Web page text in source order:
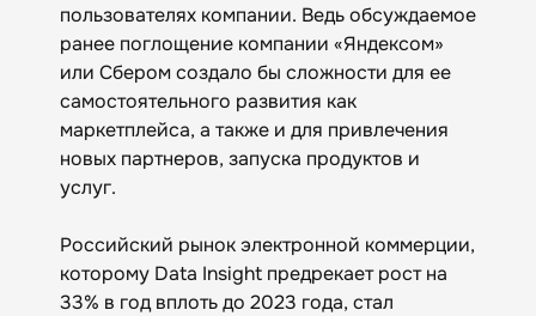
пользователях компании. Ведь обсуждаемое
ранее поглощение компании «Яндексом»
или Сбером создало бы сложности для ее
самостоятельного развития как
маркетплейса, а также и для привлечения
новых партнеров, запуска продуктов и
услуг.
Российский рынок электронной коммерции,
которому Data Insight предрекает рост на
33% в год вплоть до 2023 года, стал